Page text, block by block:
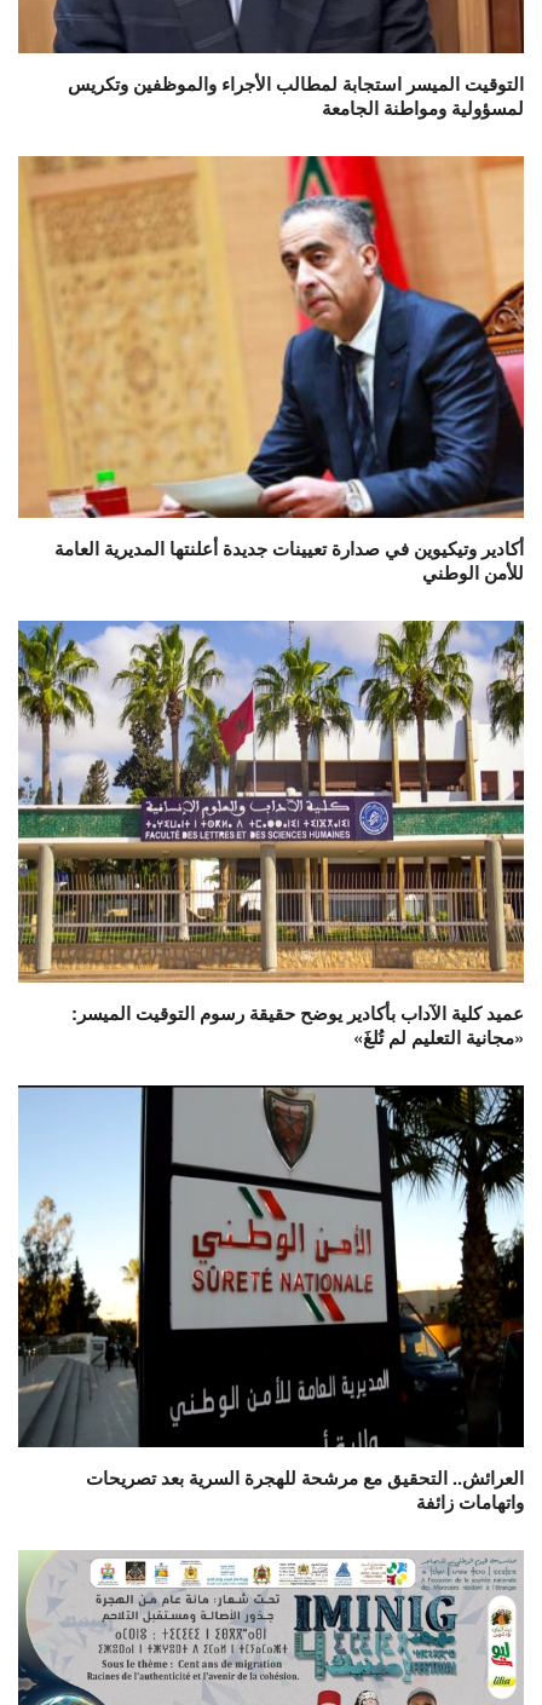
التوقيت الميسر استجابة لمطالب الأجراء والموظفين وتكريس
لمسؤولية ومواطنة الجامعة
أكادير وتيكيوين في صدارة تعيينات جديدة أعلنتها المديرية العامة
للأمن الوطني
عميد كلية الآداب بأكادير يوضح حقيقة رسوم التوقيت الميسر:
«مجانية التعليم لم تُلغَ»
العرائش.. التحقيق مع مرشحة للهجرة السرية بعد تصريحات
واتهامات زائفة